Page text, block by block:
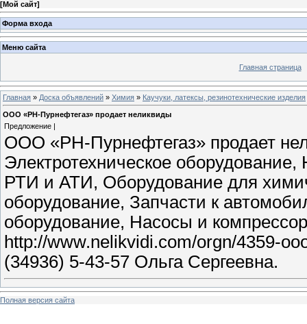
[Мой сайт]
Форма входа
Меню сайта
Главная страница
Главная » Доска объявлений » Химия » Каучуки, латексы, резинотехнические изделия
ООО «РН-Пурнефтегаз» продает неликвиды
Предложение |
ООО «РН-Пурнефтегаз» продает
Электротехническое
РТИ и АТИ, Оборудование для
оборудование, Запчасти к
оборудование, Насосы и
http://www.nelikvidi.com/orgn/4359-
(34936) 5-43-57 Ольга Сергеевна.
Полная версия сайта